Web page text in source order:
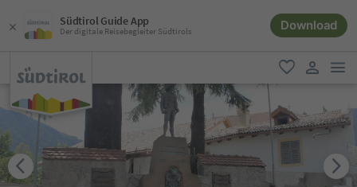
Südtirol Guide App
Der digitale Reisebegleiter Südtirols Download
favorit